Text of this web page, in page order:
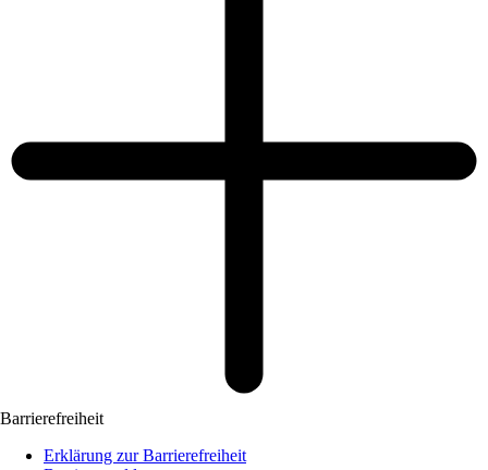
Barrierefreiheit
Erklärung zur Barrierefreiheit